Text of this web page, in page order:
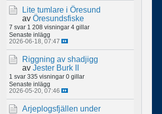
Lite tumlare i Öresund
av Öresundsfiske
7 svar 1 208 visningar 4 gillar
Senaste inlägg
2026-06-18, 07:47
Riggning av shadjigg
av Jester Burk II
1 svar 335 visningar 0 gillar
Senaste inlägg
2026-05-20, 07:46
Arjeplogsfjällen under